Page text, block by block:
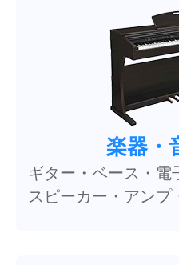
楽器・
ギター・ベース・電
スピーカー・アンプ